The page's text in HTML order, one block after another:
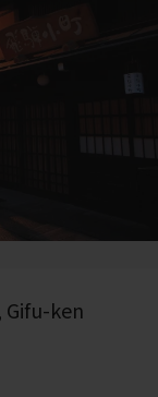
Gifu-ken